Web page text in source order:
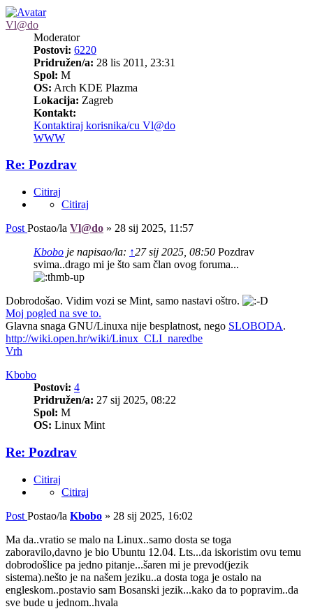
Vl@do
Moderator
Postovi: 6220
Pridružen/a: 28 lis 2011, 23:31
Spol: M
OS: Arch KDE Plazma
Lokacija: Zagreb
Kontakt:
Kontaktiraj korisnika/cu Vl@do
WWW
Re: Pozdrav
Citiraj
Citiraj
Post Postao/la Vl@do » 28 sij 2025, 11:57
Kbobo je napisao/la: ↑27 sij 2025, 08:50 Pozdrav
svima..drago mi je što sam član ovog foruma...
Dobrodošao. Vidim vozi se Mint, samo nastavi oštro.
Moj pogled na sve to.
Glavna snaga GNU/Linuxa nije besplatnost, nego SLOBODA.
http://wiki.open.hr/wiki/Linux_CLI_naredbe
Vrh
Kbobo
Postovi: 4
Pridružen/a: 27 sij 2025, 08:22
Spol: M
OS: Linux Mint
Re: Pozdrav
Citiraj
Citiraj
Post Postao/la Kbobo » 28 sij 2025, 16:02
Ma da..vratio se malo na Linux..samo dosta se toga
zaboravilo,davno je bio Ubuntu 12.04. Lts...da iskoristim ovu temu
dobrodošlice pa jedno pitanje...šaren mi je prevod(jezik
sistema).nešto je na našem jeziku..a dosta toga je ostalo na
engleskom..postavio sam Bosanski jezik...kako da to popravim..da
sve bude u jednom..hvala